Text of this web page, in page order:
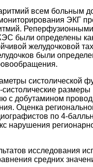
всем больным
ЭКГ
были определены
желудочковой
были
систолической
систолические
с добутамином
Оценка
по 4-
нарушения
исследования
средних